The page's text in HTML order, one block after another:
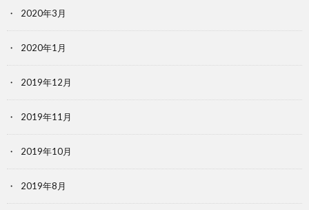
2020年3月
2020年1月
2019年12月
2019年11月
2019年10月
2019年8月